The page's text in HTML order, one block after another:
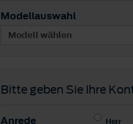
Modellauswahl
Bitte geben Sie Ihre
Anrede Herr